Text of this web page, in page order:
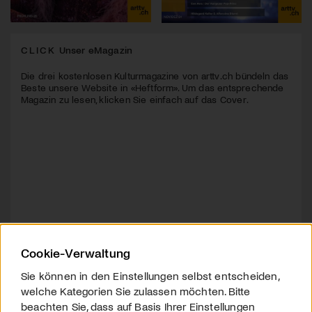
CLICK Unser eMagazin
Die drei kostenlosen Kulturmagazine von arttv.ch bündeln das
Beste unsere Website in «Heftform». Um das entsprechende
Magazin zu lesen, klicken Sie einfach auf das Cover.
Cookie-Verwaltung
Sie können in den Einstellungen selbst entscheiden,
welche Kategorien Sie zulassen möchten. Bitte
beachten Sie, dass auf Basis Ihrer Einstellungen